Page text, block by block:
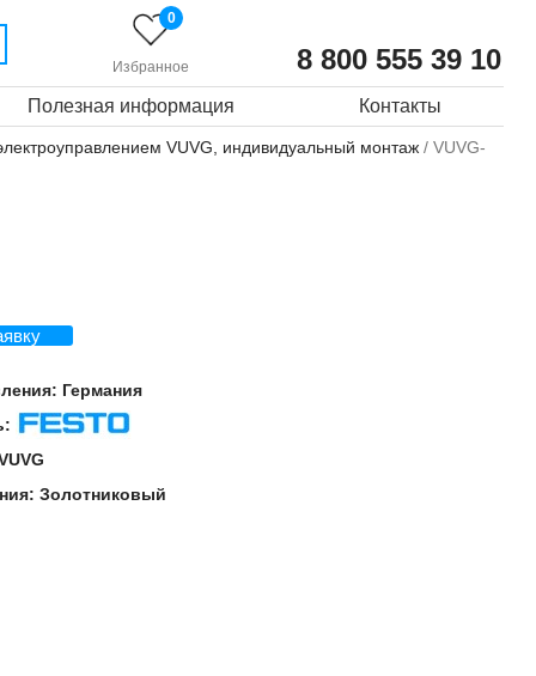
Избранное
0
8 800 555 39 10
Полезная информация Контакты
VUVG, индивидуальный монтаж/ VUVG-
Германия
Festo
Золотниковый